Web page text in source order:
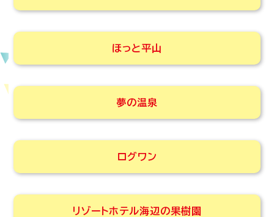
ほっと平山
夢の温泉
ログワン
リゾートホテル海辺の果樹園